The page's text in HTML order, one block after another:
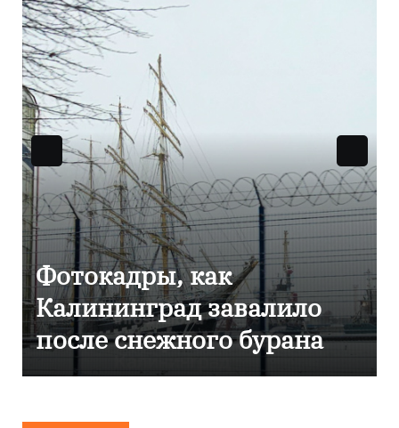
Фоторепортаж как в
Калининграде
эвакуировали ТЦ из-за
сообщения о